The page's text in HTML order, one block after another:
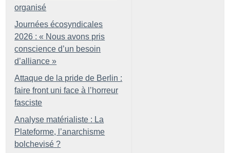
organisé
Journées écosyndicales
2026 : « Nous avons pris
conscience d’un besoin
d’alliance »
Attaque de la pride de Berlin :
faire front uni face à l’horreur
fasciste
Analyse matérialiste : La
Plateforme, l’anarchisme
bolchevisé ?